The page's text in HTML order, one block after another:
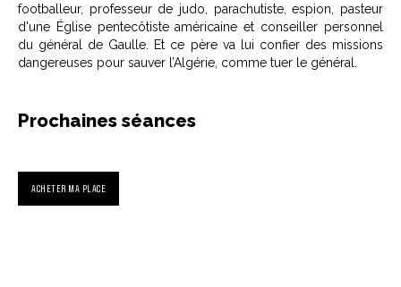
footballeur, professeur de judo, parachutiste, espion, pasteur
d'une Église pentecôtiste américaine et conseiller personnel
du général de Gaulle. Et ce père va lui confier des missions
dangereuses pour sauver l’Algérie, comme tuer le général.
Prochaines séances
ACHETER MA PLACE